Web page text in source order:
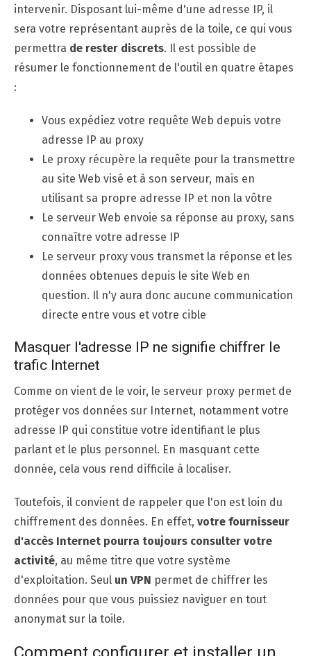
intervenir. Disposant lui-même d'une adresse IP, il
sera votre représentant auprès de la toile, ce qui vous
permettra de rester discrets. Il est possible de
résumer le fonctionnement de l'outil en quatre étapes
:
Vous expédiez votre requête Web depuis votre
adresse IP au proxy
Le proxy récupère la requête pour la transmettre
au site Web visé et à son serveur, mais en
utilisant sa propre adresse IP et non la vôtre
Le serveur Web envoie sa réponse au proxy, sans
connaître votre adresse IP
Le serveur proxy vous transmet la réponse et les
données obtenues depuis le site Web en
question. Il n'y aura donc aucune communication
directe entre vous et votre cible
Masquer l'adresse IP ne signifie chiffrer le
trafic Internet
Comme on vient de le voir, le serveur proxy permet de
protéger vos données sur Internet, notamment votre
adresse IP qui constitue votre identifiant le plus
parlant et le plus personnel. En masquant cette
donnée, cela vous rend difficile à localiser.
Toutefois, il convient de rappeler que l'on est loin du
chiffrement des données. En effet, votre fournisseur
d'accès Internet pourra toujours consulter votre
activité, au même titre que votre système
d'exploitation. Seul un VPN permet de chiffrer les
données pour que vous puissiez naviguer en tout
anonymat sur la toile.